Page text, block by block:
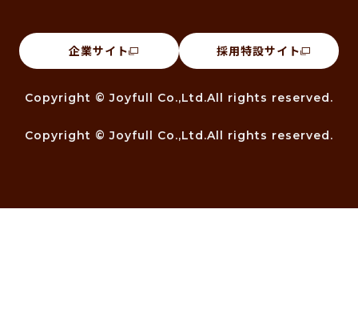
企業サイト 採用特設サイト
Copyright © Joyfull Co.,Ltd.All rights reserved.
Copyright © Joyfull Co.,Ltd.All rights reserved.